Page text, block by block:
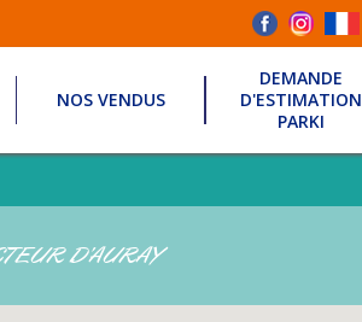
NOS VENDUS
DEMANDE
D'ESTIMATION
PARKI
D’AURAY